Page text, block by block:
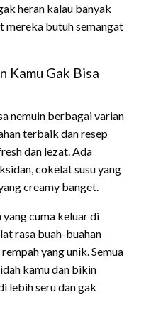
heran kalau banyak
mereka butuh semangat
Kamu Gak Bisa
nemuin berbagai varian
terbaik dan resep
dan lezat. Ada
cokelat susu yang
creamy banget.
cuma keluar di
rasa buah-buahan
yang unik. Semua
kamu dan bikin
lebih seru dan gak